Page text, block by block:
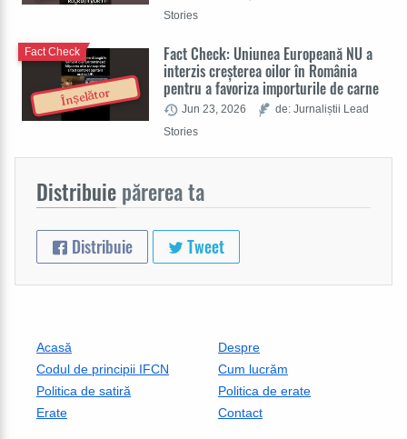
Stories
Înșelător
Fact Check: Uniunea Europeană NU a
interzis creșterea oilor în România
pentru a favoriza importurile de carne
Fact Check
Jun 23, 2026
de: Jurnaliștii Lead
Stories
Distribuie părerea ta
Distribuie Tweet
Acasă
Despre
Codul de principii IFCN
Cum lucrăm
Politica de satiră
Politica de erate
Erate
Contact